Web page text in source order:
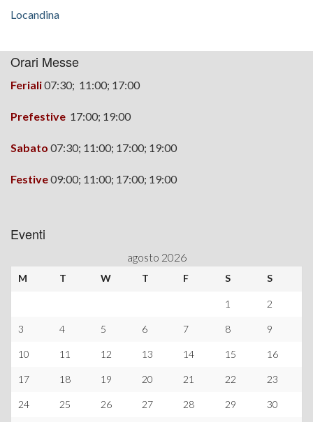
Locandina
Orari Messe
Feriali07:30; 11:00; 17:00
Prefestive 17:00; 19:00
Sabato 07:30; 11:00; 17:00; 19:00
Festive09:00; 11:00; 17:00; 19:00
Eventi
agosto 2026
M T W T F S S
1 2
3 4 5 6 7 8 9
10 11 12 13 14 15 16
17 18 19 20 21 22 23
24 25 26 27 28 29 30